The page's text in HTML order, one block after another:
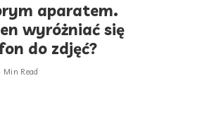
aparatem.
wyróżniać się
do zdjęć?
Min Read